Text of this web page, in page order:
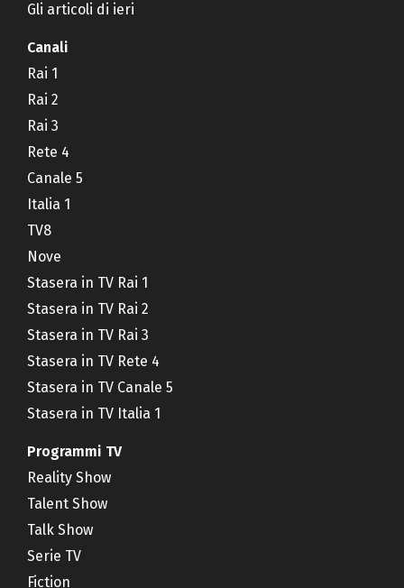
Gli articoli di ieri
Canali
Rai 1
Rai 2
Rai 3
Rete 4
Canale 5
Italia 1
TV8
Nove
Stasera in TV Rai 1
Stasera in TV Rai 2
Stasera in TV Rai 3
Stasera in TV Rete 4
Stasera in TV Canale 5
Stasera in TV Italia 1
Programmi TV
Reality Show
Talent Show
Talk Show
Serie TV
Fiction